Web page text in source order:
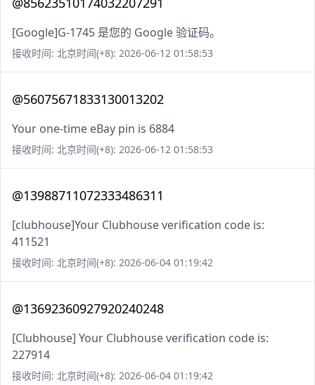
[Google]G-1745 是您的 Google 验证码。
接收时间: 北京时间(+8): 2026-06-12 01:58:53
@56075671833130013202
Your one-time eBay pin is 6884
接收时间: 北京时间(+8): 2026-06-12 01:58:53
@13988711072333486311
[clubhouse]Your Clubhouse verification code is:
411521
接收时间: 北京时间(+8): 2026-06-04 01:19:42
@13692360927920240248
[Clubhouse] Your Clubhouse verification code is:
227914
接收时间: 北京时间(+8): 2026-06-04 01:19:42